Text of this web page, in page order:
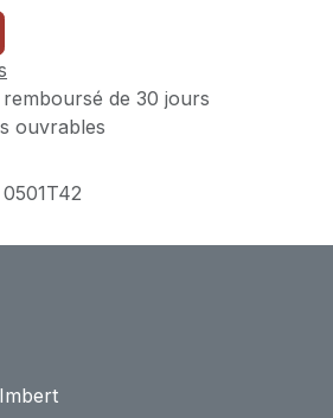
de 30 jours
ouvrables
0501T42